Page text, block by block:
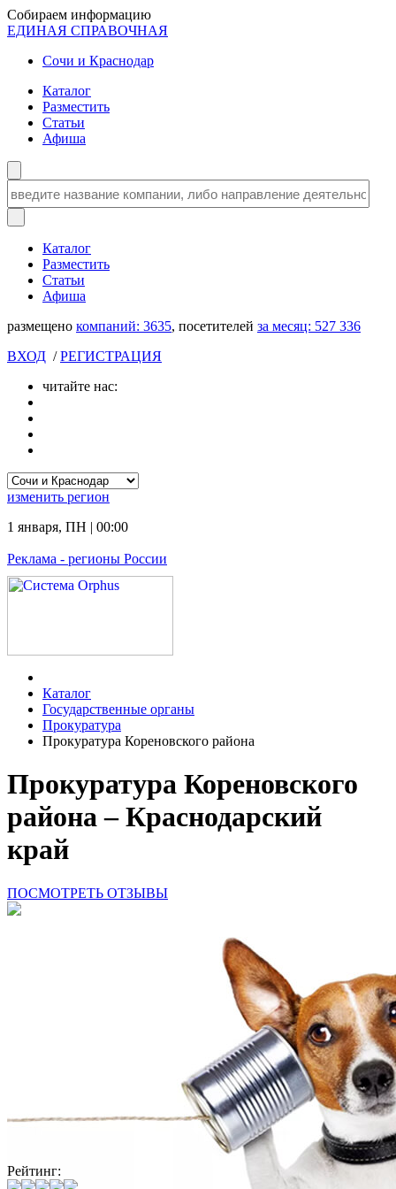
Собираем информацию
ЕДИНАЯ СПРАВОЧНАЯ
Сочи и Краснодар
Каталог
Разместить
Статьи
Афиша
Каталог
Разместить
Статьи
Афиша
размещено компаний: 3635, посетителей за месяц: 527 336
ВХОД /РЕГИСТРАЦИЯ
читайте нас:
изменить регион
1 января, ПН | 00:00
Реклама - регионы России
Каталог
Государственные органы
Прокуратура
Прокуратура Кореновского района
Прокуратура Кореновского
района – Краснодарский
край
ПОСМОТРЕТЬ ОТЗЫВЫ
Рейтинг: